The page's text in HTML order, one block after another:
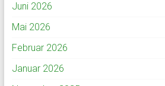
Juni 2026
Mai 2026
Februar 2026
Januar 2026